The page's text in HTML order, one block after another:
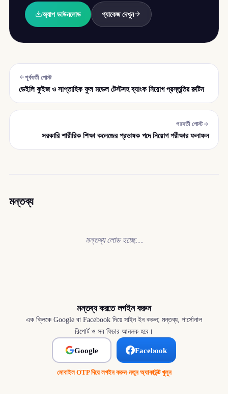
অ্যাপ ডাউনলোড প্যাকেজ দেখুন
পূর্ববর্তী পোস্ট
ডেইলি কুইজ ও সাপ্তাহিক ফুল মডেল টেস্টসহ ব্যাংক নিয়োগ প্রস্তুতির রুটিন
পরবর্তী পোস্ট
সরকারি শারীরিক শিক্ষা কলেজের প্রভাষক পদে নিয়োগ পরীক্ষার ফলাফল
মন্তব্য
মন্তব্য লোড হচ্ছে…
মন্তব্য করতে লগইন করুন
এক ক্লিকে Google বা Facebook দিয়ে সাইন ইন করুন; মন্তব্য, পার্সোনাল
রিপোর্ট ও সব ফিচার আনলক হবে।
Google Facebook
মোবাইল OTP দিয়ে লগইন করুন·নতুন অ্যাকাউন্ট খুলুন